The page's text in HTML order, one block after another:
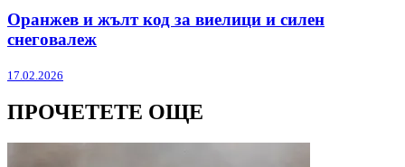
Оранжев и жълт код за виелици и силен
снеговалеж
17.02.2026
ПРОЧЕТЕТЕ ОЩЕ